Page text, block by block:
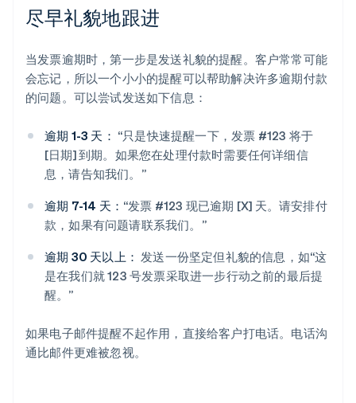
尽早礼貌地跟进
当发票逾期时，第一步是发送礼貌的提醒。客户常常可能
会忘记，所以一个小小的提醒可以帮助解决许多逾期付款
的问题。可以尝试发送如下信息：
逾期 1-3 天： “只是快速提醒一下，发票 #123 将于
[日期] 到期。如果您在处理付款时需要任何详细信
息，请告知我们。”
逾期 7-14 天： “发票 #123 现已逾期 [X] 天。请安排付
款，如果有问题请联系我们。”
逾期 30 天以上： 发送一份坚定但礼貌的信息，如“这
是在我们就 123 号发票采取进一步行动之前的最后提
醒。”
如果电子邮件提醒不起作用，直接给客户打电话。电话沟
通比邮件更难被忽视。